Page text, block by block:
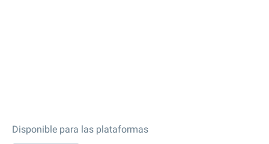
Disponible para las plataformas